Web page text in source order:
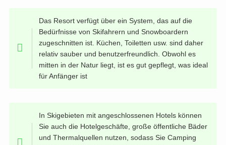
Das Resort verfügt über ein System, das auf die
Bedürfnisse von Skifahrern und Snowboardern
zugeschnitten ist. Küchen, Toiletten usw. sind daher
relativ sauber und benutzerfreundlich. Obwohl es
mitten in der Natur liegt, ist es gut gepflegt, was ideal
für Anfänger ist
In Skigebieten mit angeschlossenen Hotels können
Sie auch die Hotelgeschäfte, große öffentliche Bäder
und Thermalquellen nutzen, sodass Sie Camping